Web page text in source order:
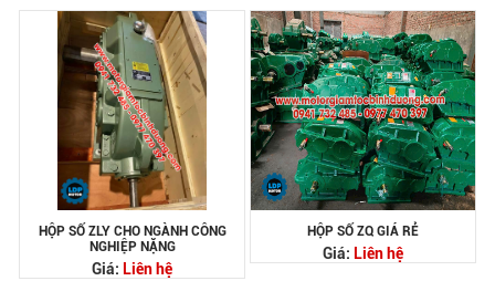
HỘP SỐ ZLY CHO NGÀNH CÔNG
NGHIỆP NẶNG
Giá: Liên hệ
HỘP SỐ ZQ GIÁ RẺ
Giá: Liên hệ